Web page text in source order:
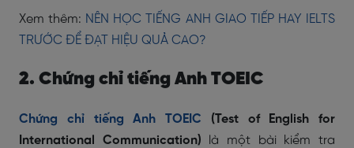
Xem thêm: NÊN HỌC TIẾNG ANH GIAO TIẾP HAY IELTS
TRƯỚC ĐỂ ĐẠT HIỆU QUẢ CAO?
2. Chứng chỉ tiếng Anh TOEIC
Chứng chỉ tiếng Anh TOEIC (Test of English for
International Communication)
là một bài kiểm tra